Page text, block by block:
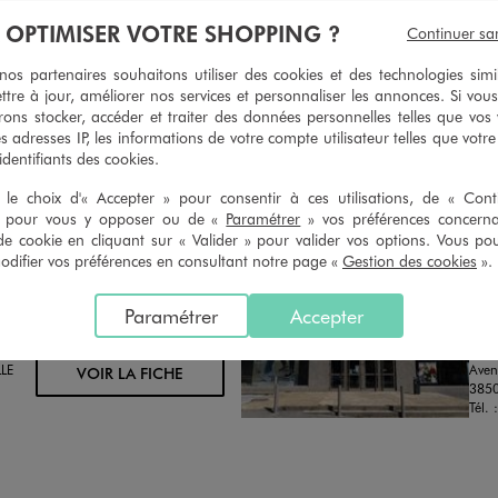
et vous proposons un avoir
pour tout article non
sous 30 jours, sur simple
du ticket de caisse, dans tous les
faire retoucher vos articles
magasins. Les tarifs sont à
simple demande. Voir conditions
MAGASIN CHOISI
CHOISIR CE MAGASIN
VOIR LA FICHE
Tél. :
OPTIMISER VOTRE SHOPPING ?
partenaires souhaitons utiliser des cookies et des technologies
à jour, améliorer nos services et personnaliser les annonces. Si
stocker, accéder et traiter des données personnelles telles que vos
adresses IP, les informations de votre compte utilisateur telles que
des cookies.
le choix d'« Accepter » pour consentir à ces utilisations, de «
pour vous y opposer ou de « Paramétrer » vos préférences
cookie en cliquant sur « Valider » pour valider vos options. Vous
vos préférences en consultant notre page « Gestion des cookies ».
Accepter
Paramétrer
Continuer